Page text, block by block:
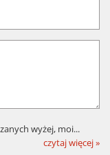
wyżej, moi...
czytaj więcej »